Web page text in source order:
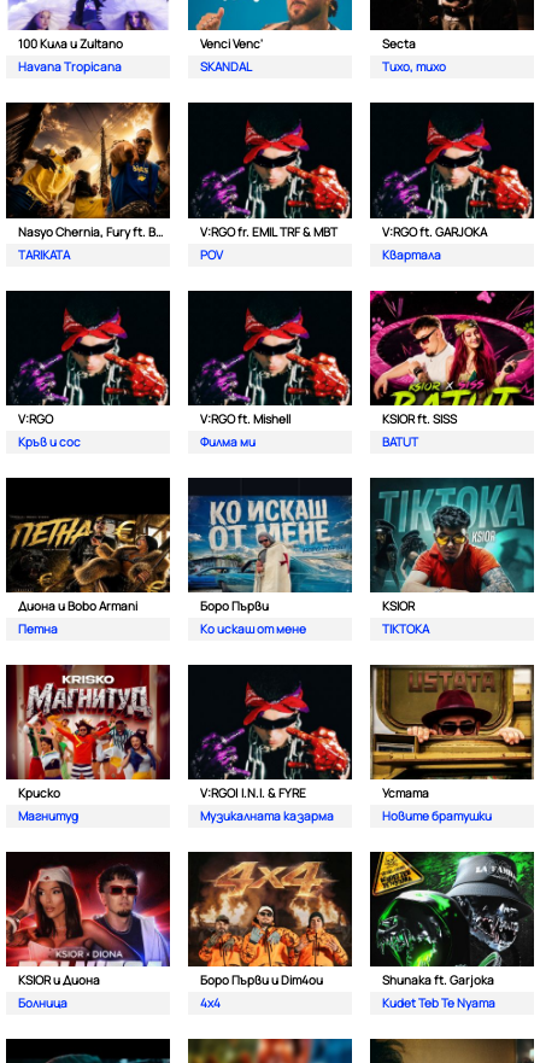
100 Кила и Zultano
Havana Tropicana
Venci Venc'
SKANDAL
Secta
Тихо, тихо
Nasyo Chernia, Fury ft. Bobo Armani
TARIKATA
V:RGO fr. EMIL TRF & MBT
POV
V:RGO ft. GARJOKA
Квартала
V:RGO
Кръв и сос
V:RGO ft. Mishell
Филма ми
KSIOR ft. SISS
BATUT
Диона и Bobo Armani
Петна
Боро Първи
Ко искаш от мене
KSIOR
TIKTOKA
Криско
Магнитуд
V:RGO| I.N.I. & FYRE
Музикалната казарма
Устата
Новите братушки
KSIOR и Диона
Болница
Боро Първи и Dim4ou
4x4
Shunaka ft. Garjoka
Kudet Teb Te Nyama